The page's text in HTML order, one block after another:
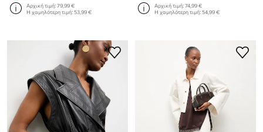
Αρχική τιμή:79,99 €
Η χαμηλότερη τιμή:53,99 €
Αρχική τιμή:74,99 €
Η χαμηλότερη τιμή:54,99 €